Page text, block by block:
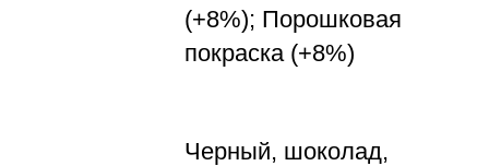
(+8%); Порошковая
покраска (+8%)
Черный, шоколад,